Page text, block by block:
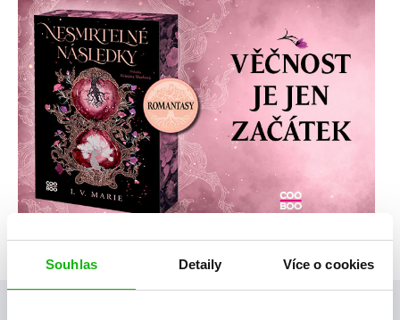
Souhlas Detaily Více o cookies